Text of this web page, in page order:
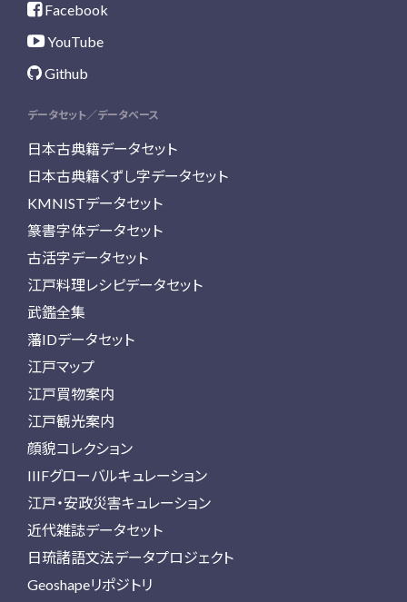
Facebook
YouTube
Github
データセット／データベース
日本古典籍データセット
日本古典籍くずし字データセット
KMNISTデータセット
篆書字体データセット
古活字データセット
江戸料理レシピデータセット
武鑑全集
藩IDデータセット
江戸マップ
江戸買物案内
江戸観光案内
顔貌コレクション
IIIFグローバルキュレーション
江戸・安政災害キュレーション
近代雑誌データセット
日琉諸語文法データプロジェクト
Geoshapeリポジトリ